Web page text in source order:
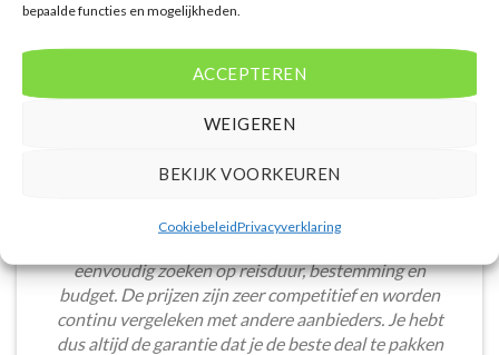
bepaalde functies en mogelijkheden.
ACCEPTEREN
WEIGEREN
BEKIJK VOORKEUREN
CookiebeleidPrivacyverklaring
deals naar diverse populaire
eenvoudig zoeken op reisduur, bestemming en
budget. De prijzen zijn zeer competitief en worden
continu vergeleken met andere aanbieders. Je hebt
dus altijd de garantie dat je de beste deal te pakken